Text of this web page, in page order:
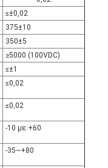
≤±0,02
375±10
350±5
≥5000 (100VDC)
≤±1
≤0,02
≤0,02
-10 με +60
-35~+80